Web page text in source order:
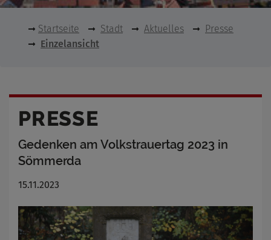
Startseite Stadt Aktuelles
Presse
Einzelansicht
PRESSE
Gedenken am Volkstrauertag 2023 in
Sömmerda
15.11.2023